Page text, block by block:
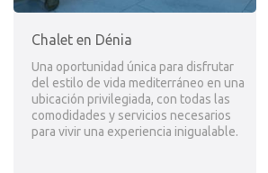
Chalet en Dénia
Una oportunidad única para disfrutar
del estilo de vida mediterráneo en una
ubicación privilegiada, con todas las
comodidades y servicios necesarios
para vivir una experiencia inigualable.